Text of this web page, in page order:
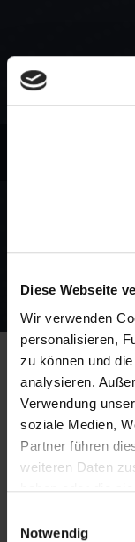
Diese Webseite
Wir verwenden
personalisieren,
zu können und
analysieren.
Verwendung
soziale Medien,
Partner führen
weiteren Daten
haben oder die
Notwendig